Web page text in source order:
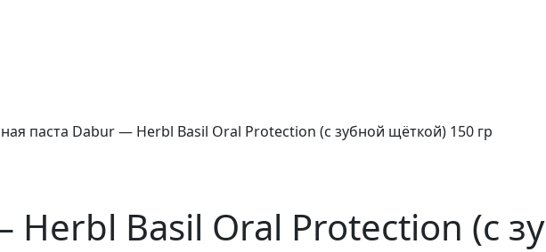
паста Dabur — Herbl Basil Oral Protection (с зубной щёткой) 150 гр
Herbl Basil Oral Protection (с